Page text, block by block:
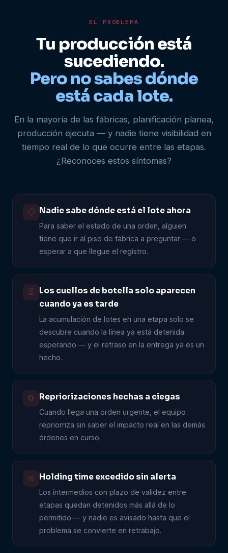
EL PROBLEMA
Tu producción está
sucediendo.
Pero no sabes dónde
está cada lote.
En la mayoría de las fábricas, planificación planea,
producción ejecuta — y nadie tiene visibilidad en
tiempo real de lo que ocurre entre las etapas.
¿Reconoces estos síntomas?
📋 Nadie sabe dónde está el lote ahora
Para saber el estado de una orden, alguien
tiene que ir al piso de fábrica a preguntar — o
esperar a que llegue el registro.
⏳
Los cuellos de botella solo aparecen
cuando ya es tarde
La acumulación de lotes en una etapa solo se
descubre cuando la línea ya está detenida
esperando — y el retraso en la entrega ya es un
hecho.
🔄 Repriorizaciones hechas a ciegas
Cuando llega una orden urgente, el equipo
repriorriza sin saber el impacto real en las demás
órdenes en curso.
🚨 Holding time excedido sin alerta
Los intermedios con plazo de validez entre
etapas quedan detenidos más allá de lo
permitido — y nadie es avisado hasta que el
problema se convierte en retrabajo.